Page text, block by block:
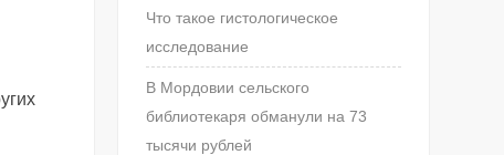
Что такое гистологическое
исследование
В Мордовии сельского
библиотекаря обманули на 73
тысячи рублей